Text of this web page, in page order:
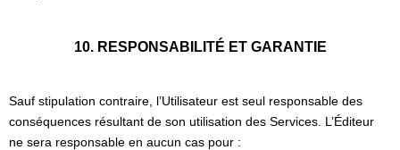
10. RESPONSABILITÉ ET GARANTIE
Sauf stipulation contraire, l’Utilisateur est seul responsable des
conséquences résultant de son utilisation des Services. L’Éditeur
ne sera responsable en aucun cas pour :